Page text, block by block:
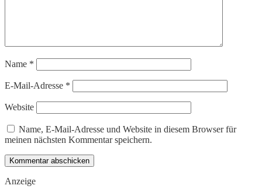
Name *
E-Mail-Adresse *
Website
Name, E-Mail-Adresse und Website in diesem Browser für
meinen nächsten Kommentar speichern.
Anzeige